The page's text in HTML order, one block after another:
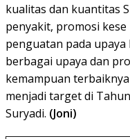
kualitas dan kuantitas
penyakit, promosi
penguatan pada upaya
berbagai upaya dan
kemampuan
menjadi target di
Suryadi. (Joni)